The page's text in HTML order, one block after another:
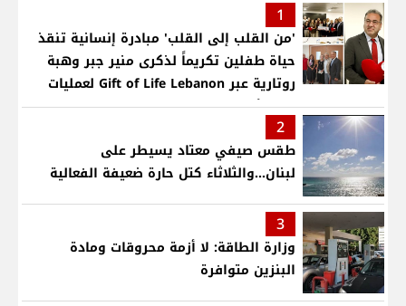
1
'من القلب إلى القلب' مبادرة إنسانية تنقذ
حياة طفلين تكريماً لذكرى منير جبر وهبة
روتارية عبر Gift of Life Lebanon لعمليات
قلب لأطفال في مستشفى حمود الجامعي
2
طقس صيفي معتاد يسيطر على
لبنان...والثلاثاء كتل حارة ضعيفة الفعالية
3
وزارة الطاقة: لا أزمة محروقات ومادة
البنزين متوافرة